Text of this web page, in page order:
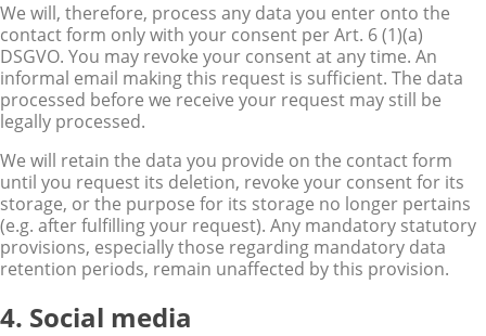
We will, therefore, process any data you enter onto the
contact form only with your consent per Art. 6 (1)(a)
DSGVO. You may revoke your consent at any time. An
informal email making this request is sufficient. The data
processed before we receive your request may still be
legally processed.
We will retain the data you provide on the contact form
until you request its deletion, revoke your consent for its
storage, or the purpose for its storage no longer pertains
(e.g. after fulfilling your request). Any mandatory statutory
provisions, especially those regarding mandatory data
retention periods, remain unaffected by this provision.
4. Social media